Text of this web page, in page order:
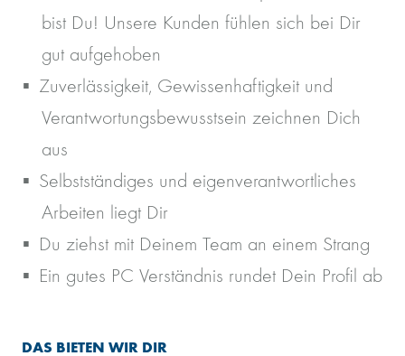
bist Du! Unsere Kunden fühlen sich bei Dir
gut aufgehoben
Zuverlässigkeit, Gewissenhaftigkeit und
Verantwortungsbewusstsein zeichnen Dich
aus
Selbstständiges und eigenverantwortliches
Arbeiten liegt Dir
Du ziehst mit Deinem Team an einem Strang
Ein gutes PC Verständnis rundet Dein Profil ab
DAS BIETEN WIR DIR